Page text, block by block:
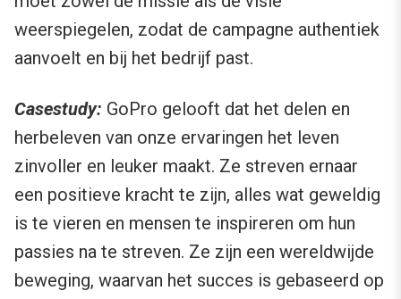
weerspiegelen, zodat de campagne authentiek
aanvoelt en bij het bedrijf past.
Casestudy: GoPro gelooft dat het delen en
herbeleven van onze ervaringen het leven
zinvoller en leuker maakt. Ze streven ernaar
een positieve kracht te zijn, alles wat geweldig
is te vieren en mensen te inspireren om hun
passies na te streven. Ze zijn een wereldwijde
beweging, waarvan het succes is gebaseerd op